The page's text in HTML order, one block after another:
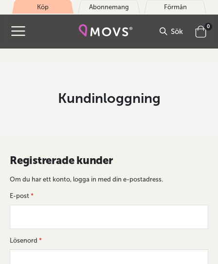
Köp Abonnemang Förmån
Sök Cart
0
Kundinloggning
Registrerade kunder
Om du har ett konto, logga in med din e-postadress.
E-post
Lösenord